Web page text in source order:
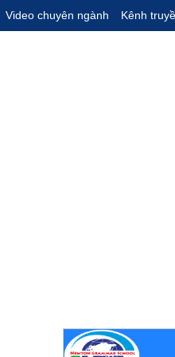
Video chuyên ngành Kênh